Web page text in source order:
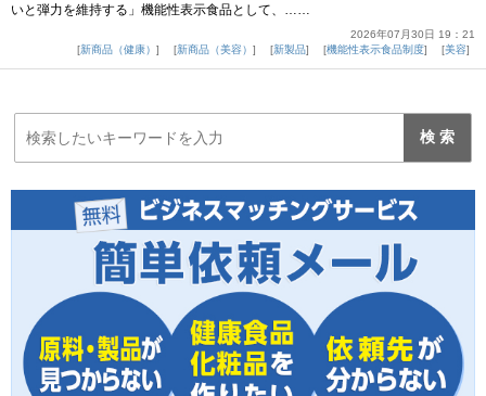
いと弾力を維持する」機能性表示食品として、……
2026年07月30日 19：21
新商品（健康）
新商品（美容） 新製品 機能性表示食品制度 美容